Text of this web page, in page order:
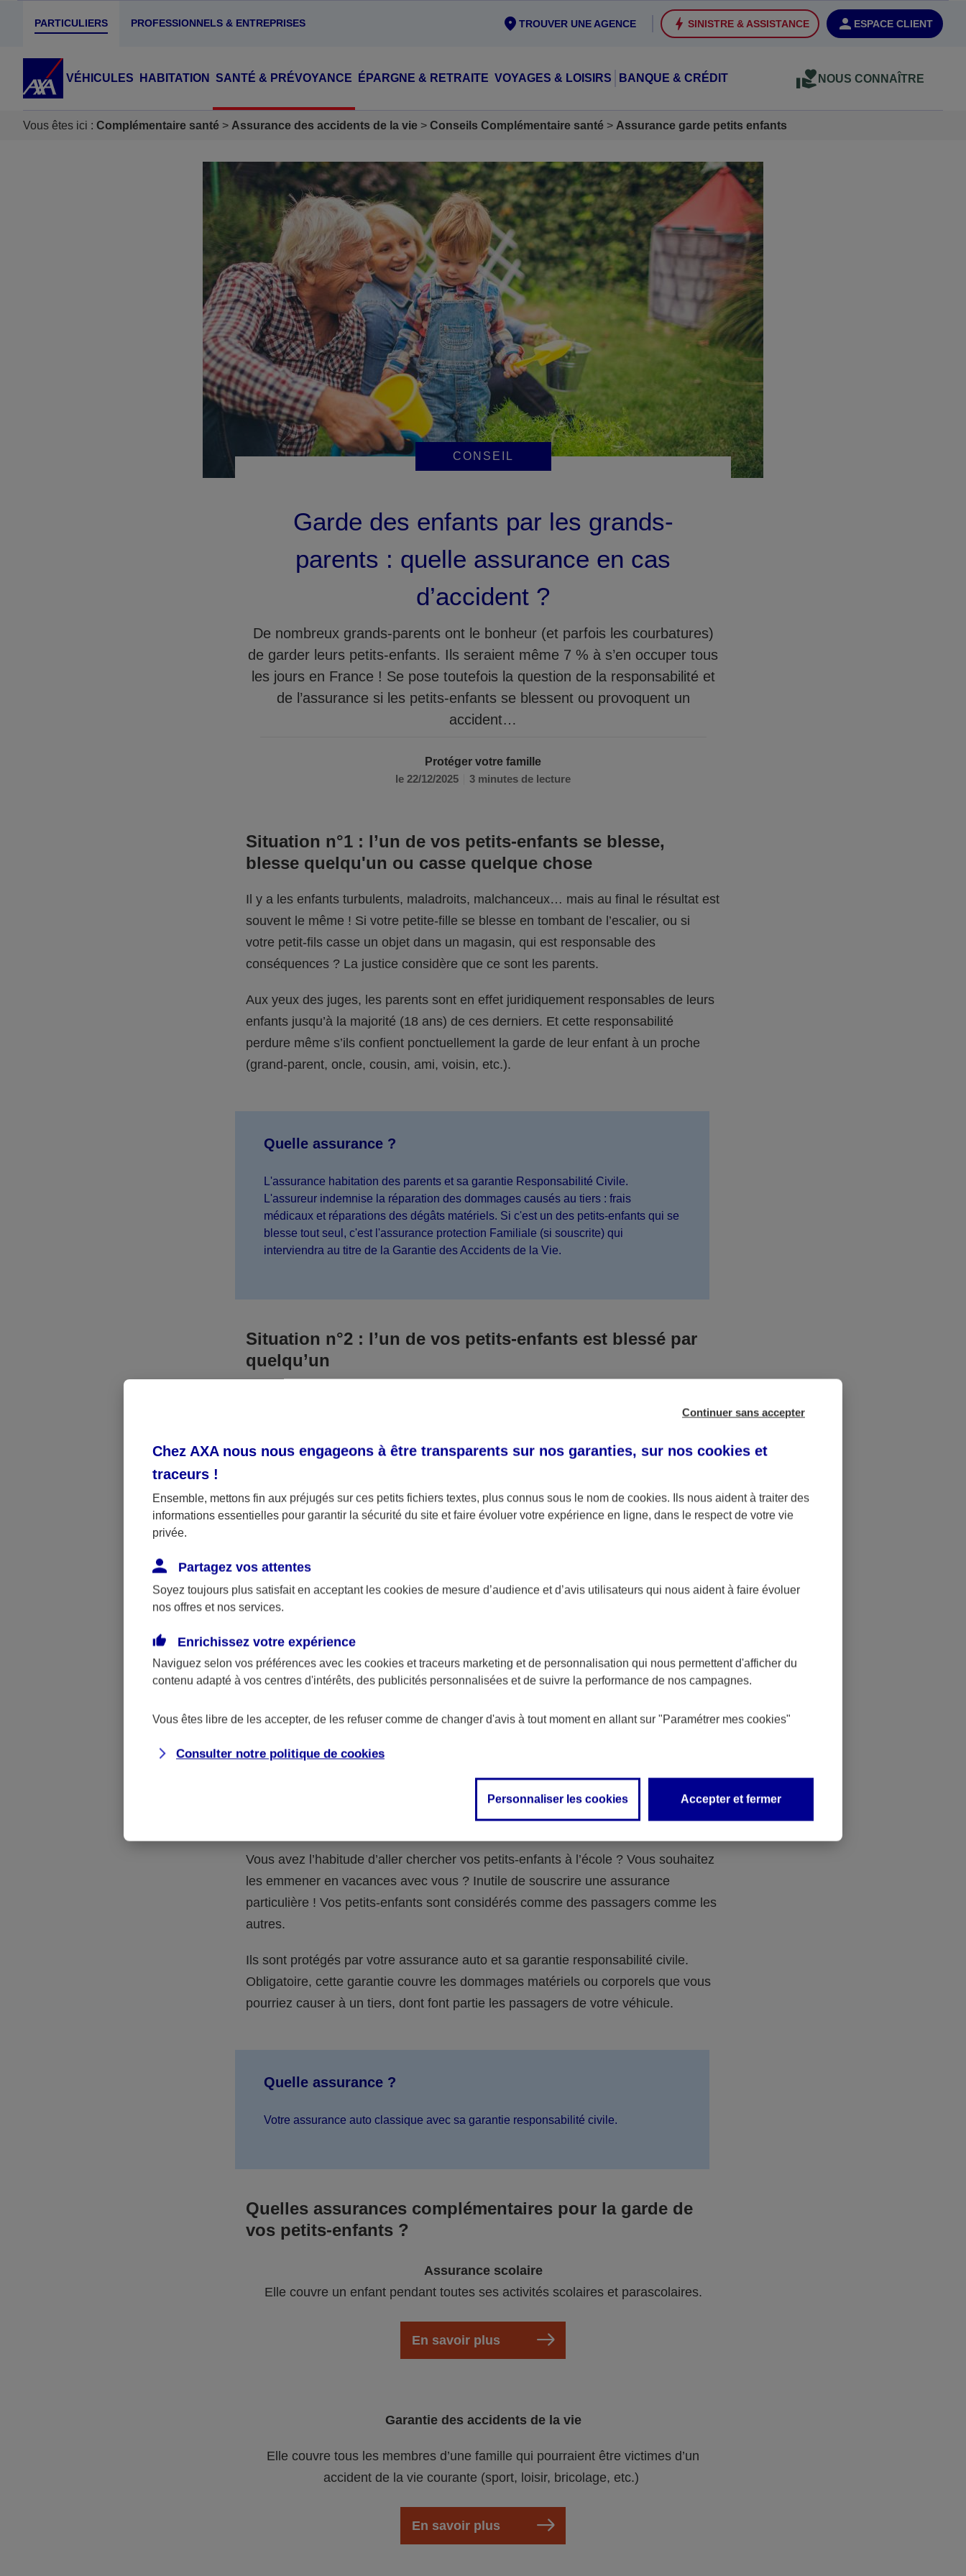
PARTICULIERS PROFESSIONNELS & ENTREPRISES ESPACE CLIENT
SINISTRE & ASSISTANCE
TROUVER UNE AGENCE
VÉHICULES HABITATION SANTÉ & PRÉVOYANCE ÉPARGNE & RETRAITE VOYAGES & LOISIRS BANQUE & CRÉDIT NOUS CONNAÎTRE
Vous êtes ici : Complémentaire santé Assurance des accidents de la vie Conseils Complémentaire santé Assurance garde petits enfants
CONSEIL
Protéger votre famille
le 22/12/2025
3 minutes de lecture
Garde des enfants par les grands-
parents : quelle assurance en cas
d’accident ?
De nombreux grands-parents ont le bonheur (et parfois les courbatures)
de garder leurs petits-enfants. Ils seraient même 7 % à s’en occuper tous
les jours en France ! Se pose toutefois la question de la responsabilité et
de l’assurance si les petits-enfants se blessent ou provoquent un
accident…
Situation n°1 : l’un de vos petits-enfants se blesse,
blesse quelqu'un ou casse quelque chose
Il y a les enfants turbulents, maladroits, malchanceux… mais au final le résultat est
souvent le même ! Si votre petite-fille se blesse en tombant de l’escalier, ou si
votre petit-fils casse un objet dans un magasin, qui est responsable des
conséquences ? La justice considère que ce sont les parents.
Aux yeux des juges, les parents sont en effet juridiquement responsables de leurs
enfants jusqu’à la majorité (18 ans) de ces derniers. Et cette responsabilité
perdure même s’ils confient ponctuellement la garde de leur enfant à un proche
(grand-parent, oncle, cousin, ami, voisin, etc.).
Quelle assurance ?
L'assurance habitation des parents et sa garantie Responsabilité Civile.
L'assureur indemnise la réparation des dommages causés au tiers : frais
médicaux et réparations des dégâts matériels. Si c'est un des petits-enfants qui se
blesse tout seul, c'est l'assurance protection Familiale (si souscrite) qui
interviendra au titre de la Garantie des Accidents de la Vie.
Situation n°2 : l’un de vos petits-enfants est blessé par
quelqu’un
responsable. Aux yeux de la justice, le responsable est la personne ayant entrainé
médicaux et éventuelles indemnisations en guise de dommage.
Néanmoins, si aucun responsable n’a été désigné ou retrouvé pour l’accident dont
a été victime votre petit-fils ou petite-fille, seule une assurance spécifique
fonctionner.
Quelle assurance ?
La responsabilité civile de la personne désignée comme responsable de
accidents de la vie) que vous auriez souscrite pour votre famille.
Situation n°3 : vous avez un accident de voiture avec vos
Vous avez l’habitude d’aller chercher vos petits-enfants à l’école ? Vous souhaitez
les emmener en vacances avec vous ? Inutile de souscrire une assurance
particulière ! Vos petits-enfants sont considérés comme des passagers comme les
autres.
Ils sont protégés par votre assurance auto et sa garantie responsabilité civile.
Obligatoire, cette garantie couvre les dommages matériels ou corporels que vous
pourriez causer à un tiers, dont font partie les passagers de votre véhicule.
Quelle assurance ?
Votre assurance auto classique avec sa garantie responsabilité civile.
Quelles assurances complémentaires pour la garde de
vos petits-enfants ?
Assurance scolaire
Elle couvre un enfant pendant toutes ses activités scolaires et parascolaires.
En savoir plus
Garantie des accidents de la vie
Elle couvre tous les membres d’une famille qui pourraient être victimes d’un
accident de la vie courante (sport, loisir, bricolage, etc.)
En savoir plus
Continuer sans accepter
Chez AXA nous nous engageons à être transparents sur nos garanties, sur nos cookies et
traceurs !
Ensemble, mettons fin aux préjugés sur ces petits fichiers textes, plus connus sous le nom de cookies. Ils nous aident à traiter des
informations essentielles pour garantir la sécurité du site et faire évoluer votre expérience en ligne, dans le respect de votre vie
privée.
Partagez vos attentes
Soyez toujours plus satisfait en acceptant les cookies de mesure d’audience et d’avis utilisateurs qui nous aident à faire évoluer
nos offres et nos services.
Enrichissez votre expérience
Naviguez selon vos préférences avec les cookies et traceurs marketing et de personnalisation qui nous permettent d'afficher du
contenu adapté à vos centres d'intérêts, des publicités personnalisées et de suivre la performance de nos campagnes.
Vous êtes libre de les accepter, de les refuser comme de changer d'avis à tout moment en allant sur "Paramétrer mes cookies"
Consulter notre politique de cookies
Personnaliser les cookies Accepter et fermer